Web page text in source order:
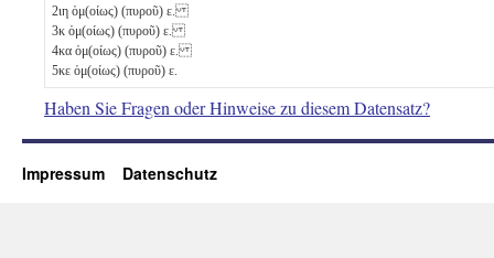
2ιη ὁμ(οίως) (πυροῦ) ε .
3κ ὁμ(οίως) (πυροῦ) ε .
4κα ὁμ(οίως) (πυροῦ) ε .
5κε ὁμ(οίως) (πυροῦ) ε
Haben Sie Fragen oder Hinweise zu diesem Datensatz?
Impressum Datenschutz